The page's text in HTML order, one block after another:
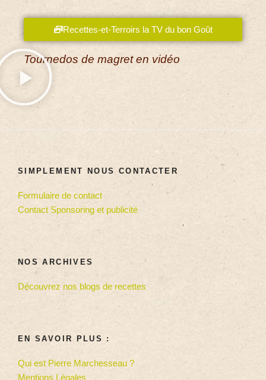
Recettes-et-Terroirs la TV du bon Goût
Tournedos de magret en vidéo
SIMPLEMENT NOUS CONTACTER
Formulaire de contact
Contact Sponsoring et publicité
NOS ARCHIVES
Découvrez nos blogs de recettes
EN SAVOIR PLUS :
Qui est Pierre Marchesseau ?
Mentions Légales